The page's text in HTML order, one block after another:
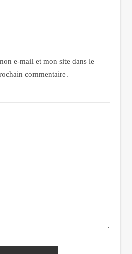
e-mail et mon site dans le
commentaire.